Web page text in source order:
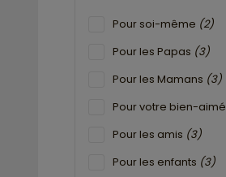
Pour soi-même (2)
Pour les Papas (3)
Pour les Mamans (3)
Pour votre bien-aimé
Pour les amis (3)
Pour les enfants (3)